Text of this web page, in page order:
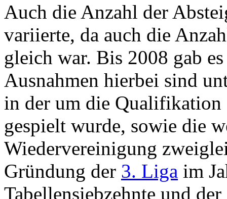
Auch die Anzahl der
variierte, da auch die
gleich war. Bis 2008 gab
Ausnahmen hierbei sind
in der um die
gespielt wurde, sowie die
Wiedervereinigung
Gründung der 3. Liga im
Tabellensiebzehnte und